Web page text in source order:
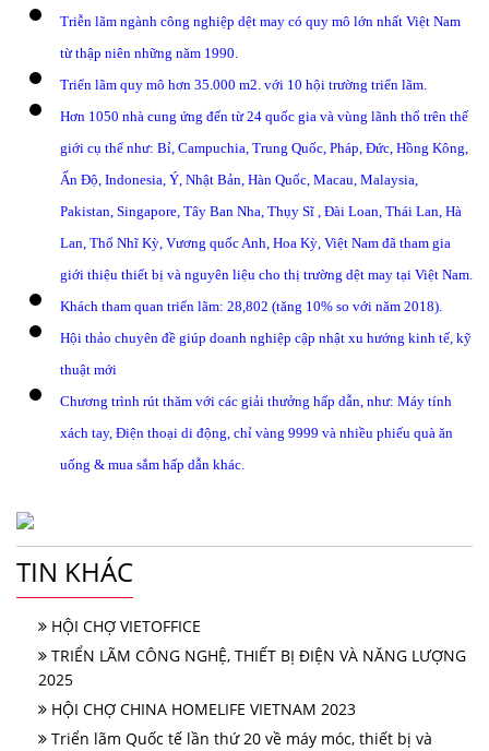
Triễn lãm ngành công nghiệp dệt may có quy mô lớn nhất Việt Nam
từ thập niên những năm 1990.
Triển lãm quy mô hơn 35.000 m2. với 10 hội trường triển lãm.
Hơn 1050 nhà cung ứng đến từ 24 quốc gia và vùng lãnh thổ trên thế
giới cụ thể như: Bỉ, Campuchia, Trung Quốc, Pháp, Đức, Hồng Kông,
Ấn Độ, Indonesia, Ý, Nhật Bản, Hàn Quốc, Macau, Malaysia,
Pakistan, Singapore, Tây Ban Nha, Thụy Sĩ , Đài Loan, Thái Lan, Hà
Lan, Thổ Nhĩ Kỳ, Vương quốc Anh, Hoa Kỳ, Việt Nam đã tham gia
giới thiệu thiết bị và nguyên liệu cho thị trường dệt may tại Việt Nam.
Khách tham quan triển lãm: 28,802 (tăng 10% so với năm 2018).
Hội thảo chuyên đề giúp doanh nghiệp cập nhật xu hướng kinh tế, kỹ
thuật mới
Chương trình rút thăm với các giải thưởng hấp dẫn, như: Máy tính
xách tay, Điện thoại di động, chỉ vàng 9999 và nhiều phiếu quà ăn
uống & mua sắm hấp dẫn khác.
TIN KHÁC
HỘI CHỢ VIETOFFICE
TRIỂN LÃM CÔNG NGHỆ, THIẾT BỊ ĐIỆN VÀ NĂNG LƯỢNG
2025
HỘI CHỢ CHINA HOMELIFE VIETNAM 2023
Triển lãm Quốc tế lần thứ 20 về máy móc, thiết bị và